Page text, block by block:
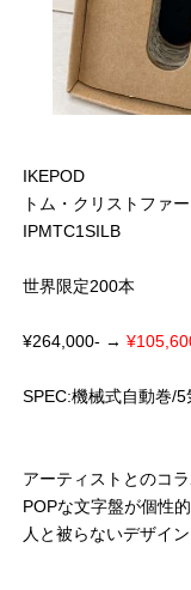
IKEPOD
トム・クリストファ
IPMTC1SILB
世界限定200本
¥264,000- →
SPEC:機械式自動巻/
アーティストとのコ
POPな文字盤が個性的
人と被らないデザイ